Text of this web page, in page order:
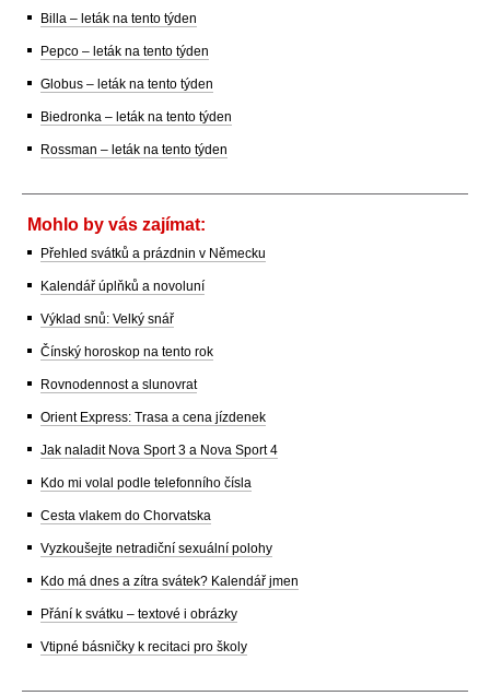
Billa – leták na tento týden
Pepco – leták na tento týden
Globus – leták na tento týden
Biedronka – leták na tento týden
Rossman – leták na tento týden
Mohlo by vás zajímat:
Přehled svátků a prázdnin v Německu
Kalendář úplňků a novoluní
Výklad snů: Velký snář
Čínský horoskop na tento rok
Rovnodennost a slunovrat
Orient Express: Trasa a cena jízdenek
Jak naladit Nova Sport 3 a Nova Sport 4
Kdo mi volal podle telefonního čísla
Cesta vlakem do Chorvatska
Vyzkoušejte netradiční sexuální polohy
Kdo má dnes a zítra svátek? Kalendář jmen
Přání k svátku – textové i obrázky
Vtipné básničky k recitaci pro školy